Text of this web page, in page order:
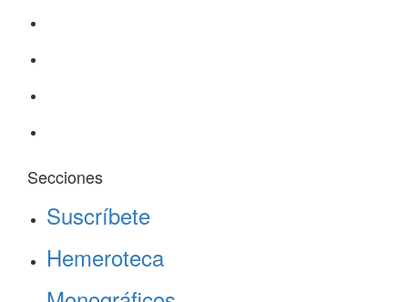
Secciones
Suscríbete
Hemeroteca